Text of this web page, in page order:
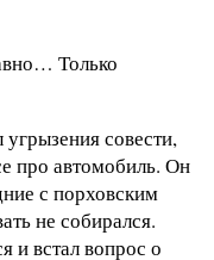
Только
совести,
про автомобиль. Он
с порховским
не собирался.
и встал вопрос о